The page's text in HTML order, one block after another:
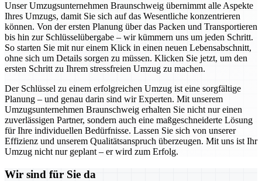
Unser Umzugsunternehmen Braunschweig übernimmt alle Aspekte
Ihres Umzugs, damit Sie sich auf das Wesentliche konzentrieren
können. Von der ersten Planung über das Packen und Transportieren
bis hin zur Schlüsselübergabe – wir kümmern uns um jeden Schritt.
So starten Sie mit nur einem Klick in einen neuen Lebensabschnitt,
ohne sich um Details sorgen zu müssen. Klicken Sie jetzt, um den
ersten Schritt zu Ihrem stressfreien Umzug zu machen.
Der Schlüssel zu einem erfolgreichen Umzug ist eine sorgfältige
Planung – und genau darin sind wir Experten. Mit unserem
Umzugsunternehmen Braunschweig erhalten Sie nicht nur einen
zuverlässigen Partner, sondern auch eine maßgeschneiderte Lösung
für Ihre individuellen Bedürfnisse. Lassen Sie sich von unserer
Effizienz und unserem Qualitätsanspruch überzeugen. Mit uns ist Ihr
Umzug nicht nur geplant – er wird zum Erfolg.
Wir sind für Sie da